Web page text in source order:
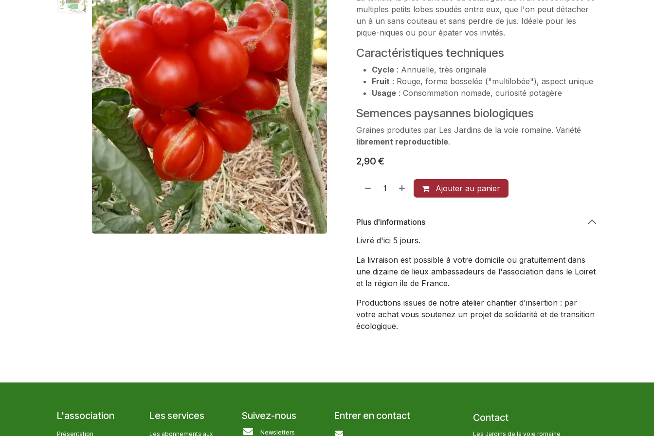
multiples petits lobes soudés entre eux, que l'on peut détacher
un à un sans couteau et sans perdre de jus. Idéale pour les
pique-niques ou pour épater vos invités.
Caractéristiques techniques
Cycle : Annuelle, très originale
Fruit : Rouge, forme bosselée ("multilobée"), aspect unique
Usage : Consommation nomade, curiosité potagère
Semences paysannes biologiques
Graines produites par Les Jardins de la voie romaine. Variété
librement reproductible.
2,90 €
Ajouter au panier
Plus d'informations
Livré d'ici 5 jours.
La livraison est possible à votre domicile ou gratuitement dans
une dizaine de lieux ambassadeurs de l'association dans le Loiret
et la région ile de France.
Productions issues de notre atelier chantier d'insertion : par
votre achat vous soutenez un projet de solidarité et de transition
écologique.
L'association
Présentation
Les services
Les abonnem​ents aux
Suivez-nous
Newsletters
Entrer en contact Contact
Les Jardins de la voie romaine